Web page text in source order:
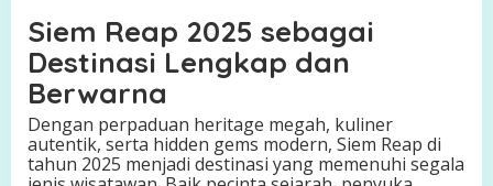
Siem Reap 2025 sebagai
Destinasi Lengkap dan
Berwarna
Dengan perpaduan heritage megah, kuliner
autentik, serta hidden gems modern, Siem Reap di
tahun 2025 menjadi destinasi yang memenuhi segala